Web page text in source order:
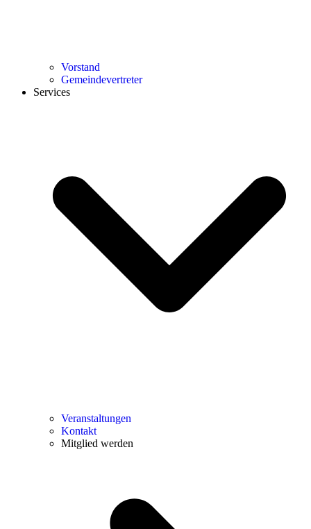
Vorstand
Gemeindevertreter
Services
Veranstaltungen
Kontakt
Mitglied werden